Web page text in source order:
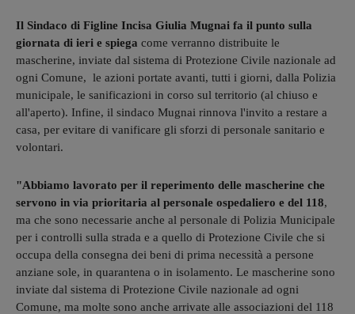
Il Sindaco di Figline Incisa Giulia Mugnai fa il punto sulla
giornata di ieri e spiega come verranno distribuite le
mascherine, inviate dal sistema di Protezione Civile nazionale ad
ogni Comune, le azioni portate avanti, tutti i giorni, dalla Polizia
municipale, le sanificazioni in corso sul territorio (al chiuso e
all'aperto). Infine, il sindaco Mugnai rinnova l'invito a restare a
casa, per evitare di vanificare gli sforzi di personale sanitario e
volontari.
"Abbiamo lavorato per il reperimento delle mascherine che
servono in via prioritaria al personale ospedaliero e del 118,
ma che sono necessarie anche al personale di Polizia Municipale
per i controlli sulla strada e a quello di Protezione Civile che si
occupa della consegna dei beni di prima necessità a persone
anziane sole, in quarantena o in isolamento. Le mascherine sono
inviate dal sistema di Protezione Civile nazionale ad ogni
Comune, ma molte sono anche arrivate alle associazioni del 118